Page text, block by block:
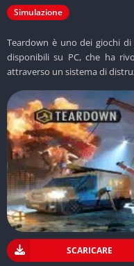
Simulazione
Teardown è uno dei giochi
disponibili su PC, che ha
attraverso un sistema di
SCARICARE